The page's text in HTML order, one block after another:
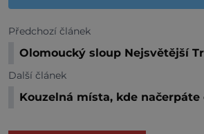
Předchozí článek
Olomoucký sloup Nejsvětější
Další článek
Kouzelná místa, kde načerpáte